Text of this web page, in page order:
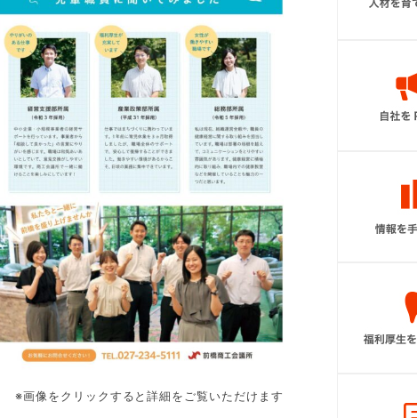
※画像をクリックすると詳細をご覧いただけます